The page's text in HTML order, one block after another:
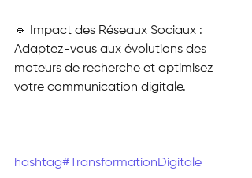
🔹 Impact des Réseaux Sociaux :
Adaptez-vous aux évolutions des
moteurs de recherche et optimisez
votre communication digitale.
hashtag#TransformationDigitale